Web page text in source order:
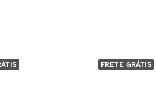
FRETE GRÁTIS